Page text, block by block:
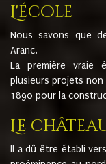
L'école
Nous savons que
Aranc.
La première vraie
plusieurs projets
1890 pour la
Le
Il a dû être établi